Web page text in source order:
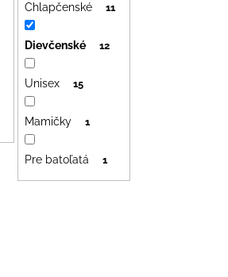
Chlapčenské 11
Dievčenské 12
Unisex 15
Mamičky 1
Pre batoľatá 1